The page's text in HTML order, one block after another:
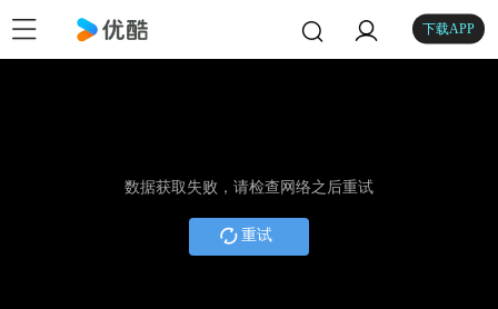
下载APP
数据获取失败，请检查网络之后重试
重试